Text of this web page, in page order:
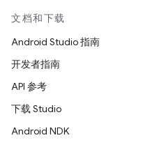
文档和下载
Android Studio 指南
开发者指南
API 参考
下载 Studio
Android NDK